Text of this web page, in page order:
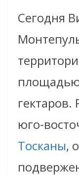
Сегодня
юго-
Тосканы,